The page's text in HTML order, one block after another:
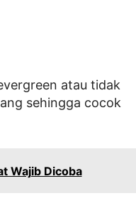
atau tidak
sehingga cocok
Wajib Dicoba